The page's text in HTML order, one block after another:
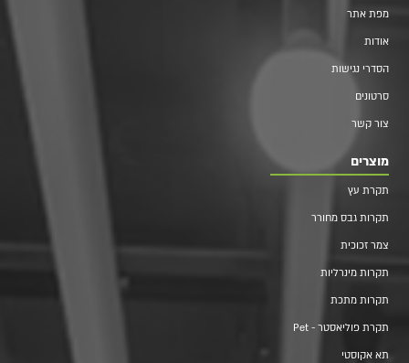
מפת אתר
אודות
הסדרי נגישות
סרטונים
צור קשר
מוצרים
תקרת עץ
תקרות גבס מחורר
צמר זכוכית
תקרות מינרליות
תקרות מתכת
תקרת פוליאסטר - Pet
תא אקוסטי